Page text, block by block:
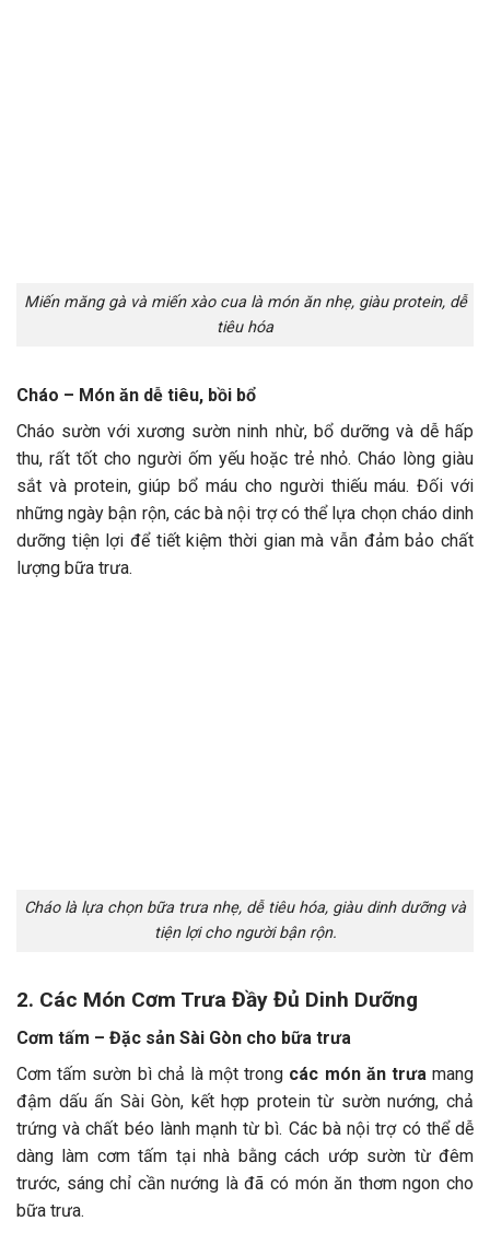
Miến măng gà và miến xào cua là món ăn nhẹ, giàu protein, dễ
tiêu hóa
Cháo – Món ăn dễ tiêu, bồi bổ
Cháo sườn với xương sườn ninh nhừ, bổ dưỡng và dễ hấp
thu, rất tốt cho người ốm yếu hoặc trẻ nhỏ. Cháo lòng giàu
sắt và protein, giúp bổ máu cho người thiếu máu. Đối với
những ngày bận rộn, các bà nội trợ có thể lựa chọn cháo dinh
dưỡng tiện lợi để tiết kiệm thời gian mà vẫn đảm bảo chất
lượng bữa trưa.
Cháo là lựa chọn bữa trưa nhẹ, dễ tiêu hóa, giàu dinh dưỡng và
tiện lợi cho người bận rộn.
2. Các Món Cơm Trưa Đầy Đủ Dinh Dưỡng
Cơm tấm – Đặc sản Sài Gòn cho bữa trưa
Cơm tấm sườn bì chả là một trong các món ăn trưamang
đậm dấu ấn Sài Gòn, kết hợp protein từ sườn nướng, chả
trứng và chất béo lành mạnh từ bì. Các bà nội trợ có thể dễ
dàng làm cơm tấm tại nhà bằng cách ướp sườn từ đêm
trước, sáng chỉ cần nướng là đã có món ăn thơm ngon cho
bữa trưa.